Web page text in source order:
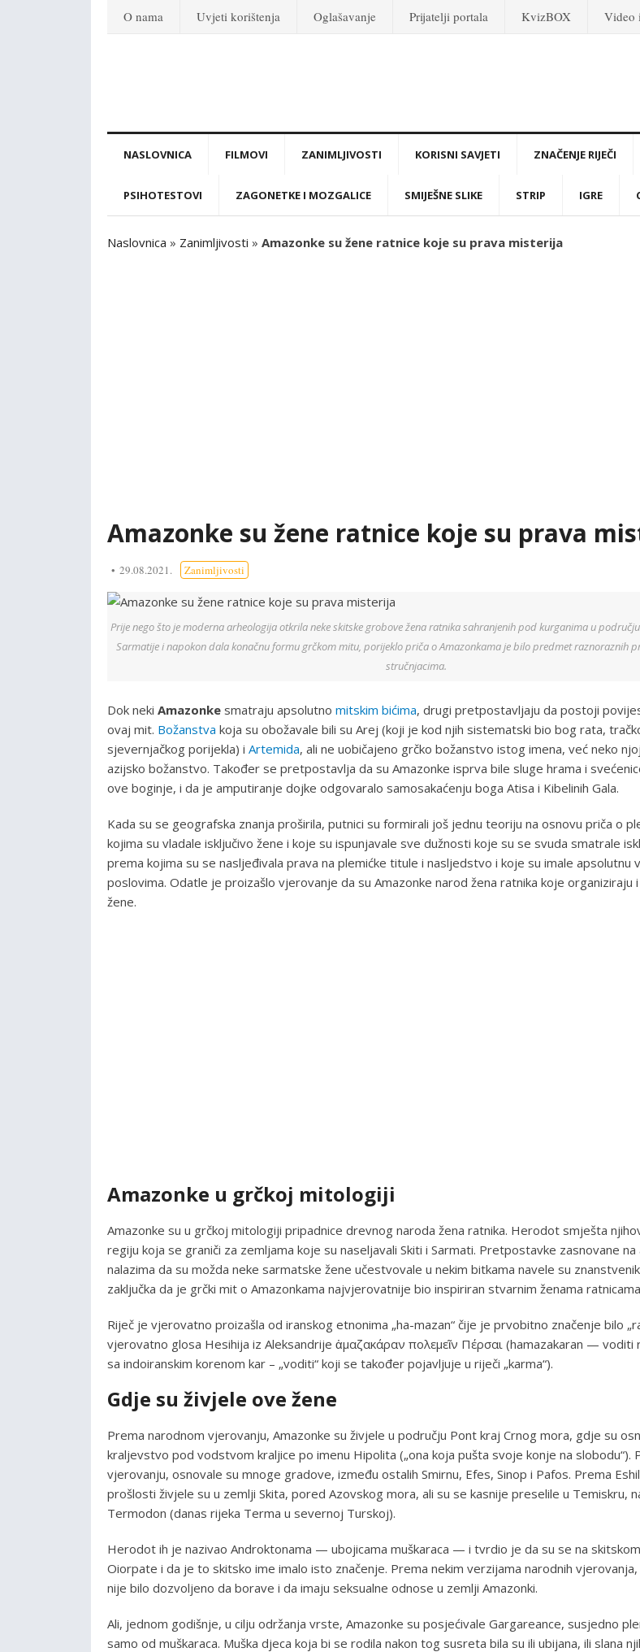
O nama Uvjeti korištenja Oglašavanje Prijatelji portala KvizBOX Video
NASLOVNICA FILMOVI ZANIMLJIVOSTI KORISNI SAVJETI ZNAČENJE RIJEČI
PSIHOTESTOVI ZAGONETKE I MOZGALICE SMIJEŠNE SLIKE STRIP IGRE
Naslovnica » Zanimljivosti » Amazonke su žene ratnice koje su prava misterija
Amazonke su žene ratnice koje su prava
29.08.2021. Zanimljivosti
Prije nego što je moderna arheologija otkrila neke skitske grobove žena ratnika sahranjenih pod kurganima u
Sarmatije i napokon dala konačnu formu grčkom mitu, porijeklo priča o Amazonkama je bilo predmet raznoraznih
stručnjacima.
Dok neki Amazonke smatraju apsolutno mitskim bićima, drugi pretpostavljaju da postoji
ovaj mit. Božanstva koja su obožavale bili su Arej (koji je kod njih sistematski bio bog rata,
sjevernjačkog porijekla) i Artemida, ali ne uobičajeno grčko božanstvo istog imena, već neko
azijsko božanstvo. Također se pretpostavlja da su Amazonke isprva bile sluge hrama i
ove boginje, i da je amputiranje dojke odgovaralo samosakaćenju boga Atisa i Kibelinih Gala.
Kada su se geografska znanja proširila, putnici su formirali još jednu teoriju na osnovu priča o
kojima su vladale isključivo žene i koje su ispunjavale sve dužnosti koje su se svuda smatrale
prema kojima su se nasljeđivala prava na plemićke titule i nasljedstvo i koje su imale apsolutnu
poslovima. Odatle je proizašlo vjerovanje da su Amazonke narod žena ratnika koje organiziraju
žene.
Amazonke u grčkoj mitologiji
Amazonke su u grčkoj mitologiji pripadnice drevnog naroda žena ratnika. Herodot smješta
regiju koja se graniči za zemljama koje su naseljavali Skiti i Sarmati. Pretpostavke zasnovane na
nalazima da su možda neke sarmatske žene učestvovale u nekim bitkama navele su
zaključka da je grčki mit o Amazonkama najvjerovatnije bio inspiriran stvarnim ženama
Riječ je vjerovatno proizašla od iranskog etnonima „ha-mazan“ čije je prvobitno značenje bilo
vjerovatno glosa Hesihija iz Aleksandrije ἁμαζακάραν πολεμεῖν Πέρσαι (hamazakaran — voditi
sa indoiranskim korenom kar – „voditi“ koji se također pojavljuje u riječi „karma“).
Gdje su živjele ove žene
Prema narodnom vjerovanju, Amazonke su živjele u području Pont kraj Crnog mora, gdje su
kraljevstvo pod vodstvom kraljice po imenu Hipolita („ona koja pušta svoje konje na slobodu“).
vjerovanju, osnovale su mnoge gradove, između ostalih Smirnu, Efes, Sinop i Pafos. Prema
prošlosti živjele su u zemlji Skita, pored Azovskog mora, ali su se kasnije preselile u Temiskru,
Termodon (danas rijeka Terma u severnoj Turskoj).
Herodot ih je nazivao Androktonama — ubojicama muškaraca — i tvrdio je da su se na
Oiorpate i da je to skitsko ime imalo isto značenje. Prema nekim verzijama narodnih vjerovanja,
nije bilo dozvoljeno da borave i da imaju seksualne odnose u zemlji Amazonki.
Ali, jednom godišnje, u cilju održanja vrste, Amazonke su posjećivale Gargareance, susjedno
samo od muškaraca. Muška djeca koja bi se rodila nakon tog susreta bila su ili ubijana, ili slana